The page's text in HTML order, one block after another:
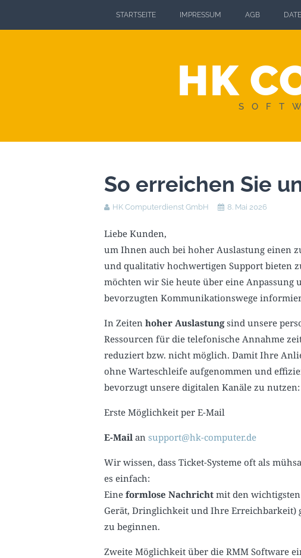
STARTSEITE IMPRESSUM AGB
HK
So erreichen Sie
HK Computerdienst GmbH 8. Mai 2026
Liebe Kunden,
um Ihnen auch bei hoher Auslastung einen
und qualitativ hochwertigen Support bieten
möchten wir Sie heute über eine Anpassung
bevorzugten Kommunikationswege
In Zeiten hoher Auslastungsind unsere
Ressourcen für die telefonische Annahme
reduziert bzw. nicht möglich. Damit Ihre
ohne Warteschleife aufgenommen und
bevorzugt unsere digitalen Kanäle zu nutzen:
Erste Möglichkeit per E-Mail
E-Mail an support@hk-computer.de
Wir wissen, dass Ticket-Systeme oft als
es einfach:
Eine formlose Nachricht mit den
Gerät, Dringlichkeit und Ihre
zu beginnen.
Zweite Möglichkeit über die RMM Software